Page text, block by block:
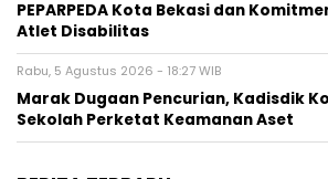
PEPARPEDA Kota Bekasi dan
Atlet Disabilitas
Rabu, 5 Agustus 2026 - 18:27 WIB
‎Marak Dugaan Pencurian, Kadisdik
Sekolah Perketat Keamanan Aset